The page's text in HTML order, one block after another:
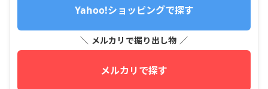
Yahoo!ショッピングで探す
＼ メルカリで掘り出し物 ／
メルカリで探す